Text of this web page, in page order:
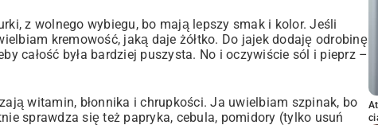
z wolnego wybiegu, bo mają lepszy smak i kolor. Jeśli
kremowość, jaką daje żółtko. Do jajek dodaję odrobinę
całość była bardziej puszysta. No i oczywiście sól i pieprz –
witamin, błonnika i chrupkości. Ja uwielbiam szpinak, bo
sprawdza się też papryka, cebula, pomidory (tylko usuń